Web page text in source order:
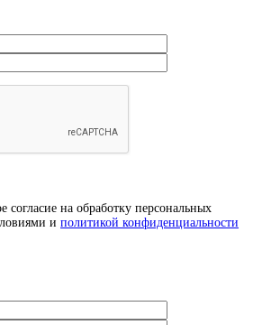
согласие на обработку персональных
и политикой конфиденциальности